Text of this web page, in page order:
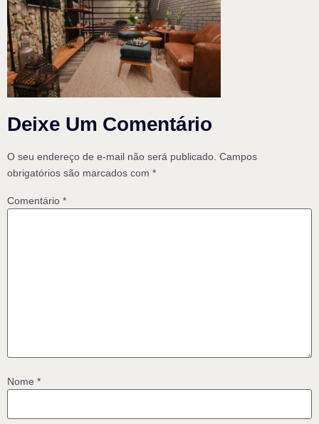
Deixe Um Comentário
O seu endereço de e-mail não será publicado. Campos
obrigatórios são marcados com *
Comentário *
Nome *